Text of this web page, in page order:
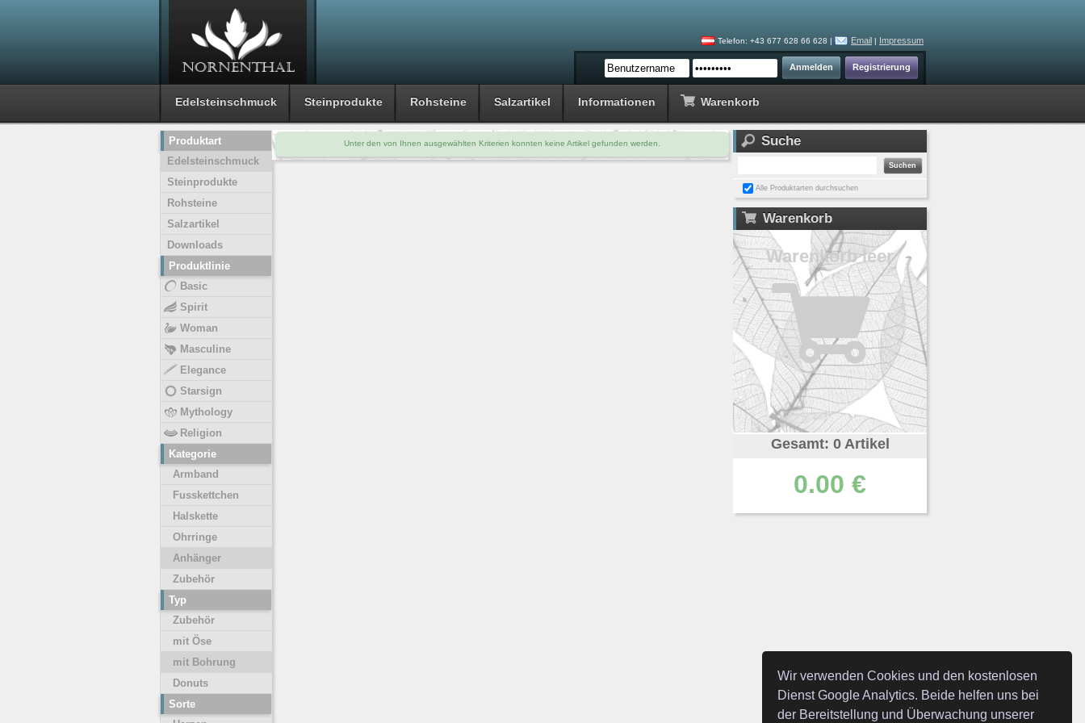
Wir verwenden Cookies und den kostenlosen
Dienst Google Analytics. Beide helfen uns bei
der Bereitstellung und Überwachung unserer
Telefon: +43 677 628 66 628 | Email | Impressum
Edelsteinschmuck Steinprodukte Rohsteine Salzartikel Informationen Warenkorb
Unter den von Ihnen ausgewählten Kriterien konnten keine Artikel gefunden werden.
Produktart
Edelsteinschmuck
Steinprodukte
Rohsteine
Salzartikel
Downloads
Produktlinie
Basic
Spirit
Woman
Masculine
Elegance
Starsign
Mythology
Religion
Kategorie
Armband
Fusskettchen
Halskette
Ohrringe
Anhänger
Zubehör
Typ
Zubehör
mit Öse
mit Bohrung
Donuts
Sorte
Suche
Alle Produktarten durchsuchen
Warenkorb
Warenkorb leer
Gesamt: 0 Artikel
0.00 €